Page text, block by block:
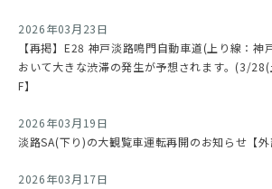
2026年03月23日
【再掲】E28 神戸淡路鳴門自動車道(上り線：神
おいて大きな渋滞の発生が予想されます。(3/
F】
2026年03月19日
淡路SA(下り)の大観覧車運転再開のお知らせ【外
2026年03月17日